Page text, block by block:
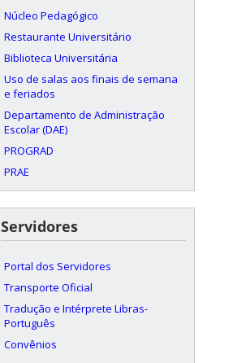
Núcleo Pedagógico
Restaurante Universitário
Biblioteca Universitária
Uso de salas aos finais de semana
e feriados
Departamento de Administração
Escolar (DAE)
PROGRAD
PRAE
Servidores
Portal dos Servidores
Transporte Oficial
Tradução e Intérprete Libras-
Português
Convênios